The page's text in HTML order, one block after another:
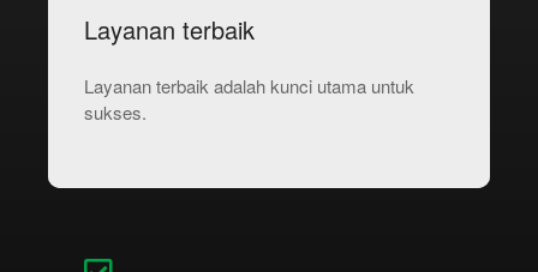
Layanan terbaik
Layanan terbaik adalah kunci utama untuk
sukses.